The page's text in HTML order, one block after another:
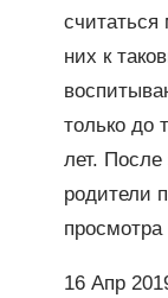
них к
только до
лет. После
родители
просмотра
16 Апр